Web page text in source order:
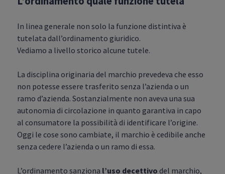
In linea generale non solo la funzione distintiva è
tutelata dall’ordinamento giuridico.
Vediamo a livello storico alcune tutele.
La disciplina originaria del marchio prevedeva che esso
non potesse essere trasferito senza l’azienda o un
ramo d’azienda. Sostanzialmente non aveva una sua
autonomia di circolazione in quanto garantiva in capo
al consumatore la possibilità di identificare l’origine.
Oggi le cose sono cambiate, il marchio è cedibile anche
senza cedere l’azienda o un ramo di essa.
L’ordinamento sanziona l’uso decettivo del marchio,